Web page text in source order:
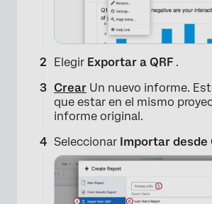
Elegir Exportar a QRF .
Crear Un nuevo informe.
que estar en el mismo
informe original.
Seleccionar Importar desde